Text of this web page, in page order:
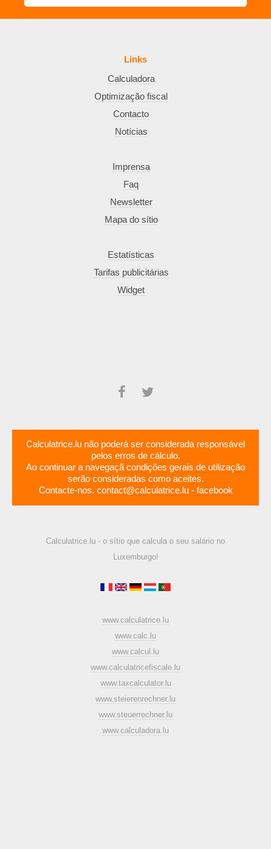
Links
Calculadora
Optimização fiscal
Contacto
Notícias
Imprensa
Faq
Newsletter
Mapa do sítio
Estatísticas
Tarifas publicitárias
Widget
Calculatrice.lu não poderá ser considerada responsável
pelos erros de cálculo.
Ao continuar a navegaçã condições gerais de utilização
serão consideradas como aceites.
Contacte-nos. contact@calculatrice.lu- facebook
Calculatrice.lu - o sítio que calcula o seu salário no
Luxemburgo!
www.calculatrice.lu
www.calc.lu
www.calcul.lu
www.calculatricefiscale.lu
www.taxcalculator.lu
www.steierenrechner.lu
www.steuerrechner.lu
www.calculadora.lu